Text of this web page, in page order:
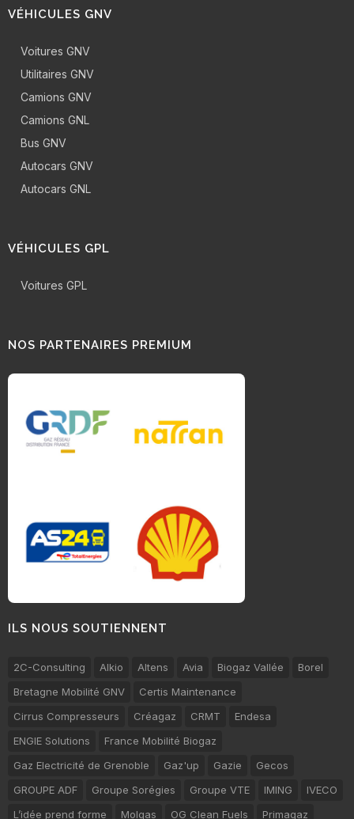
VÉHICULES GNV
Voitures GNV
Utilitaires GNV
Camions GNV
Camions GNL
Bus GNV
Autocars GNV
Autocars GNL
VÉHICULES GPL
Voitures GPL
NOS PARTENAIRES PREMIUM
ILS NOUS SOUTIENNENT
2C-Consulting Alkio Altens Avia Biogaz Vallée
Borel
Bretagne Mobilité GNV
Certis Maintenance
Cirrus Compresseurs
Créagaz CRMT
Endesa
ENGIE Solutions
France Mobilité Biogaz
Gaz Electricité de Grenoble
Gaz'up Gazie
Gecos
GROUPE ADF
Groupe Sorégies Groupe VTE IMING
IVECO
L’idée prend forme
Molgas OG Clean Fuels Primagaz